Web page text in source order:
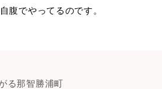
腹でやってるのです。
る那智勝浦町